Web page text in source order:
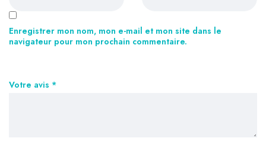
Votre avis *
Enregistrer mon nom, mon e-mail et mon site dans le
navigateur pour mon prochain commentaire.